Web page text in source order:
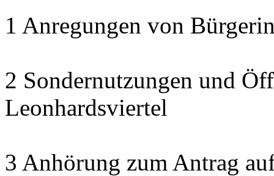
1 Anregungen von
2 Sondernutzungen und
Leonhardsviertel
3 Anhörung zum Antrag